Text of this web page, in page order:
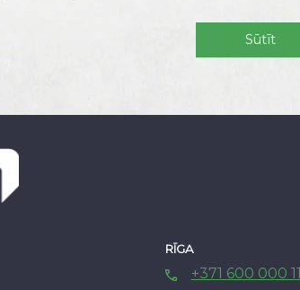
RĪGA
+371 600 000 11